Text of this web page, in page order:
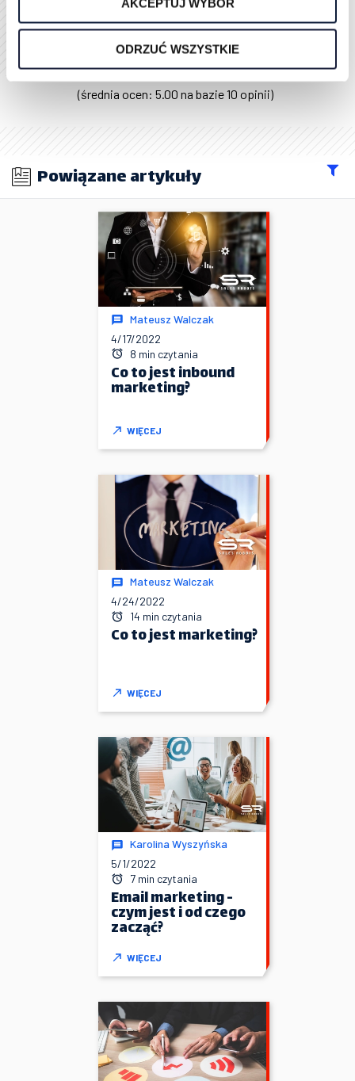
AKCEPTUJ WYBÓR
ODRZUĆ WSZYSTKIE
Oceń ten artykuł
(średnia ocen: 5.00 na bazie 10 opinii)
Powiązane artykuły
Mateusz Walczak
4/17/2022
8 min czytania
Co to jest inbound
marketing?
WIĘCEJ
Mateusz Walczak
4/24/2022
14 min czytania
Co to jest marketing?
WIĘCEJ
Karolina Wyszyńska
5/1/2022
7 min czytania
Email marketing -
czym jest i od czego
zacząć?
WIĘCEJ